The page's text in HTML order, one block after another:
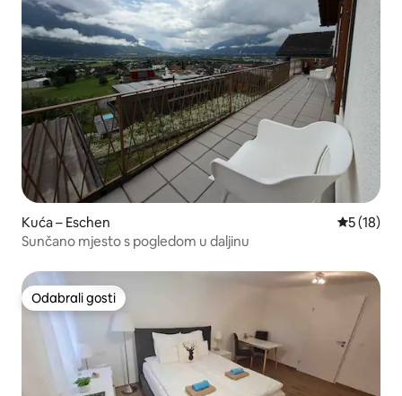
Kuća – Eschen Prosječna
5 (18)
Sunčano mjesto s pogledom u daljinu
Odabrali gosti
Odabrali gosti